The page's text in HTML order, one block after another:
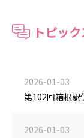
トピック
2026-01-03
第102回箱根駅
2026-01-03